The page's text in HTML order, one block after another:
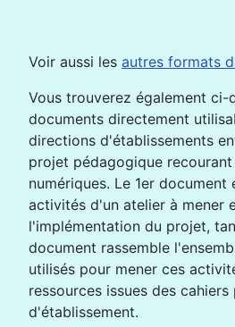
Voir aussi les autres formats
Vous trouverez également ci-
documents directement
directions d'établissements
projet pédagogique
numériques. Le 1er
activités d'un atelier à mener
l'implémentation du projet,
document rassemble
utilisés pour mener ces
ressources issues des
d'établissement.